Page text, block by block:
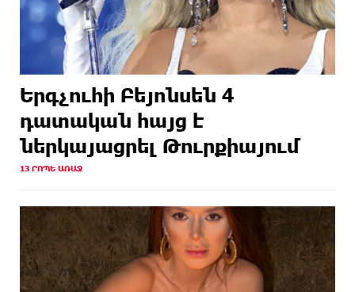
Երգչուհի Բեյոնսեն ​​4
դատական հայց է
ներկայացրել Թուրքիայում
13 ՐՈՊԵ ԱՌԱՋ